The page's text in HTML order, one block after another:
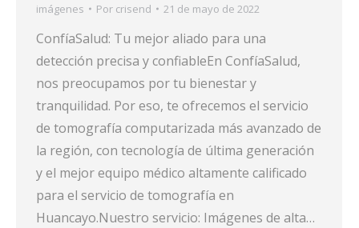
imágenes Por crisend 21 de mayo de 2022
ConfíaSalud: Tu mejor aliado para una
detección precisa y confiableEn ConfíaSalud,
nos preocupamos por tu bienestar y
tranquilidad. Por eso, te ofrecemos el servicio
de tomografía computarizada más avanzado de
la región, con tecnología de última generación
y el mejor equipo médico altamente calificado
para el servicio de tomografía en
Huancayo.Nuestro servicio: Imágenes de alta…